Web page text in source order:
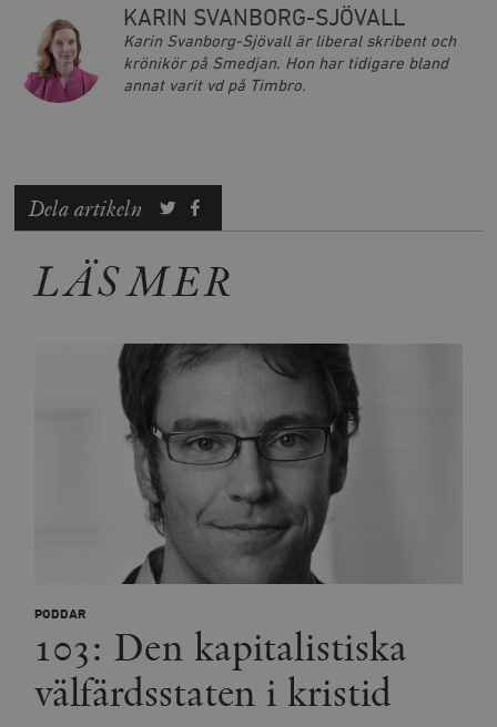
KARIN SVANBORG-SJÖVALL
Karin Svanborg-Sjövall är liberal skribent och
krönikör på Smedjan. Hon har tidigare bland
annat varit vd på Timbro.
Dela artikeln
LÄS MER
PODDAR
103: Den kapitalistiska
välfärdsstaten i kristid